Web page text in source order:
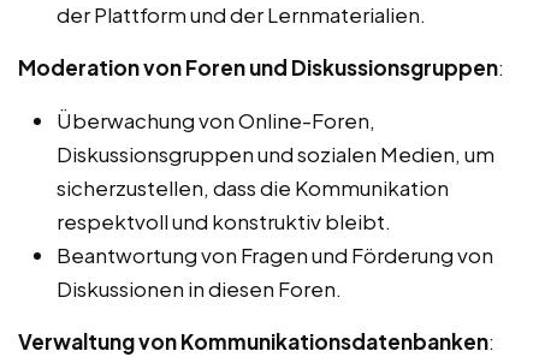
der Plattform und der Lernmaterialien.
Moderation von Foren und Diskussionsgruppen:
Überwachung von Online-Foren,
Diskussionsgruppen und sozialen Medien, um
sicherzustellen, dass die Kommunikation
respektvoll und konstruktiv bleibt.
Beantwortung von Fragen und Förderung von
Diskussionen in diesen Foren.
Verwaltung von Kommunikationsdatenbanken: